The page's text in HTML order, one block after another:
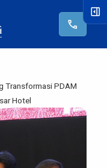
call
Transformasi PDAM
Hotel
right_panel_open